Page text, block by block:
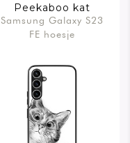
Peekaboo kat
Samsung Galaxy S23
FE hoesje